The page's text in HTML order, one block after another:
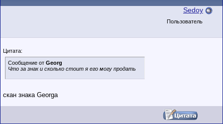
Sedoy
Пользователь
Цитата:
Сообщение от Georg
Что за знак и сколько стоит я его могу продать
скан знака Georgа